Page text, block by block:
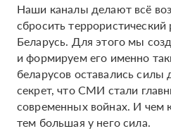
Наши каналы делают всё
сбросить
Беларусь. Для этого мы
и формируем его именно
беларусов оставались
секрет, что СМИ стали
современных войнах. И чем
тем большая у него сила.